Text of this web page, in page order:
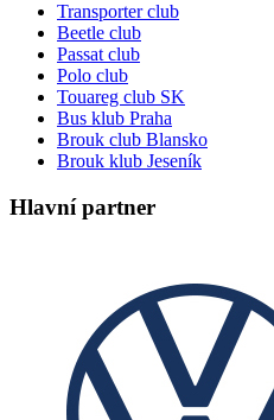
Transporter club
Beetle club
Passat club
Polo club
Touareg club SK
Bus klub Praha
Brouk club Blansko
Brouk klub Jeseník
Hlavní partner